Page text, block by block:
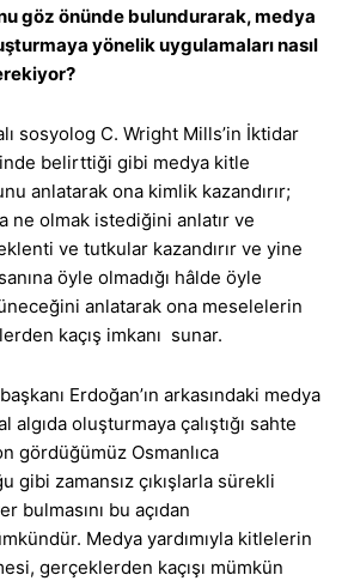
göz önünde bulundurarak, medya
yönelik uygulamaları nasıl
sosyolog C. Wright Mills’in İktidar
belirttiği gibi medya kitle
anlatarak ona kimlik kazandırır;
ne olmak istediğini anlatır ve
ve tutkular kazandırır ve yine
öyle olmadığı hâlde öyle
anlatarak ona meselelerin
kaçış imkanı sunar.
Erdoğan’ın arkasındaki medya
oluşturmaya çalıştığı sahte
gördüğümüz Osmanlıca
gibi zamansız çıkışlarla sürekli
bulmasını bu açıdan
Medya yardımıyla kitlelerin
gerçeklerden kaçışı mümkün